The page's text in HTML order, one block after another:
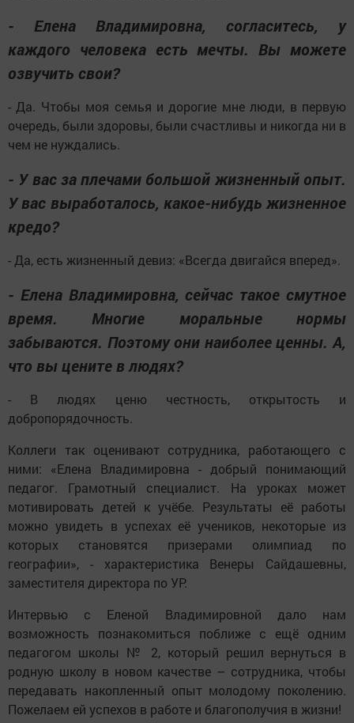
- Елена Владимировна, согласитесь, у
каждого человека есть мечты. Вы можете
озвучить свои?
- Да. Чтобы моя семья и дорогие мне люди, в первую
очередь, были здоровы, были счастливы и никогда ни в
чем не нуждались.
- У вас за плечами большой жизненный опыт.
У вас выработалось, какое-нибудь жизненное
кредо?
- Да, есть жизненный девиз: «Всегда двигайся вперед».
- Елена Владимировна, сейчас такое смутное
время. Многие моральные нормы
забываются. Поэтому они наиболее ценны. А,
что вы цените в людях?
- В людях ценю честность, открытость и
добропорядочность.
Коллеги так оценивают сотрудника, работающего с
ними: «Елена Владимировна - добрый понимающий
педагог. Грамотный специалист. На уроках может
мотивировать детей к учёбе. Результаты её работы
можно увидеть в успехах её учеников, некоторые из
которых становятся призерами олимпиад по
географии», - характеристика Венеры Сайдашевны,
заместителя директора по УР.
Интервью с Еленой Владимировной дало нам
возможность познакомиться поближе с ещё одним
педагогом школы № 2, который решил вернуться в
родную школу в новом качестве – сотрудника, чтобы
передавать накопленный опыт молодому поколению.
Пожелаем ей успехов в работе и благополучия в жизни!